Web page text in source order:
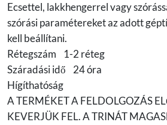
Ecsettel, lakkhengerrel vagy
szórási paramétereket az adott
kell beállítani.
Rétegszám 1-2 réteg
Száradási idő 24 óra
Hígíthatóság
A TERMÉKET A FELDOLGOZÁS
KEVERJÜK FEL. A TRINÁT